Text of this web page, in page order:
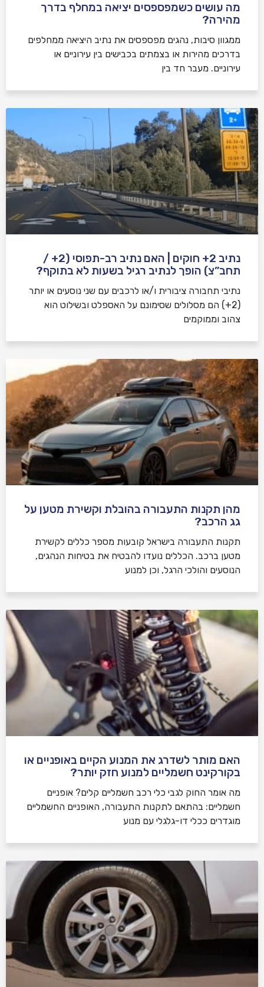
מה עושים כשמפספסים יציאה במחלף בדרך
מהירה?
ממגוון סיבות, נהגים מפספסים את נתיב היציאה ממחלפים
בדרכים מהירות או בצמתים בכבישים בין עירוניים או
עירוניים. מעבר חד בין
נתיב 2+ חוקים | האם נתיב רב-תפוסי (2+ /
תחב”צ) הופך לנתיב רגיל בשעות לא בתוקף?
נתיבי תחבורה ציבורית ו/או לרכבים עם שני נוסעים או יותר
(2+) הם מסלולים שסימונם על האספלט ובשילוט הוא
צהוב וממוקמים
מהן תקנות התעבורה בהובלת וקשירת מטען על
גג הרכב?
תקנות התעבורה בישראל קובעות מספר כללים לקשירת
מטען ברכב. הכללים נועדו להבטיח את בטיחות הנהגים,
הנוסעים והולכי הרגל, וכן למנוע
האם מותר לשדרג את המנוע הקיים באופניים או
בקורקינט חשמליים למנוע חזק יותר?
מה אומר החוק לגבי כלי רכב חשמליים קלים? אופניים
חשמליים: בהתאם לתקנות התעבורה, האופניים החשמליים
מוגדרים ככלי דו-גלגלי עם מנוע